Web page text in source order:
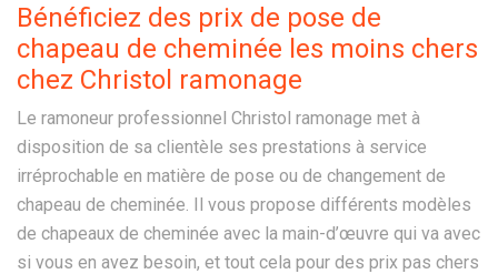
Bénéficiez des prix de pose de
chapeau de cheminée les moins chers
chez Christol ramonage
Le ramoneur professionnel Christol ramonage met à
disposition de sa clientèle ses prestations à service
irréprochable en matière de pose ou de changement de
chapeau de cheminée. Il vous propose différents modèles
de chapeaux de cheminée avec la main-d’œuvre qui va avec
si vous en avez besoin, et tout cela pour des prix pas chers